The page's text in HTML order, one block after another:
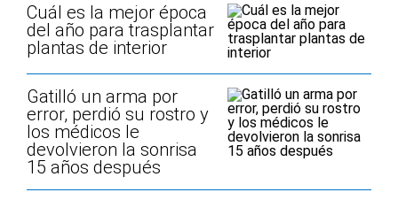
Cuál es la mejor época
del año para trasplantar
plantas de interior
Gatilló un arma por
error, perdió su rostro y
los médicos le
devolvieron la sonrisa
15 años después